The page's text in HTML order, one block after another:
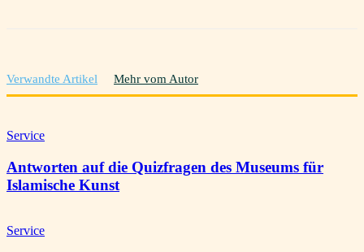
Verwandte Artikel Mehr vom Autor
Service
Antworten auf die Quizfragen des Museums für
Islamische Kunst
Service